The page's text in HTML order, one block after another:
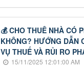
💰 CHO THUÊ NHÀ CÓ
KHÔNG? HƯỚNG DẪN
VỤ THUẾ VÀ RỦI RO
15/11/2025 12:01:00 AM